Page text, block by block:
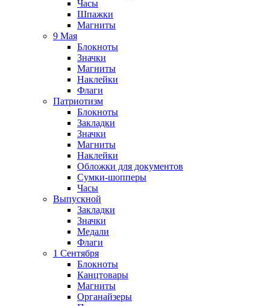
Часы
Шпажки
Магниты
9 Мая
Блокноты
Значки
Магниты
Наклейки
Флаги
Патриотизм
Блокноты
Закладки
Значки
Магниты
Наклейки
Обложки для документов
Сумки-шопперы
Часы
Выпускной
Закладки
Значки
Медали
Флаги
1 Сентября
Блокноты
Канцтовары
Магниты
Органайзеры